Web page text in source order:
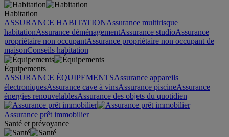
Habitation
ASSURANCE HABITATIONAssurance multirisque
habitationAssurance déménagementAssurance studioAssurance
propriétaire non occupantAssurance propriétaire non occupant de
maisonConseils habitation
Équipements
ASSURANCE ÉQUIPEMENTSAssurance appareils
électroniquesAssurance cave à vinsAssurance piscineAssurance
énergies renouvelablesAssurance des objets du quotidien
Assurance prêt immobilier
Santé et prévoyance